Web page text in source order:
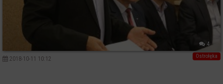
4
Ostrołęka
2018-10-11 10:12